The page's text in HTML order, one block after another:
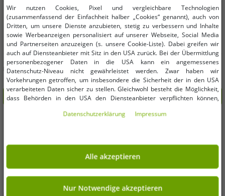
Verfügbare Größen
OneSize (für mehr Details, siehe
Beschreibung)
Eminem Unisex Trucker-Cap mit
Logo-Stickerei stylische Baseball-Cap
Fan-Artikel Navy/Weiß, Schwarz
Camouflage oder Blau/Rot/Weiß
UVP:14,95 €* 1,99 €
In den Warenkorb
Verfügbare Größen
OneSize (für mehr Details, siehe
Beschreibung)
verwaschene ZWILLINGSHERZ Basic
Classic Base-Cap mit Logo-Patch
Baumwoll-Cap justierbare Cappy
Schirm-Mütze 4603M K25357 in
Army-Grün/Grau, Grau, Braun,
UVP:14,99 €* 3,99 €
In den Warenkorb
-73%
Wir nutzen Cookies, Pixel und vergleichbare Technologien
(zusammenfassend der Einfachheit halber „Cookies“ genannt), auch von
Dritten, um unsere Dienste anzubieten, stetig zu verbessern und Inhalte
sowie Werbeanzeigen personalisiert auf unserer Webseite, Social Media
und Partnerseiten anzuzeigen (s. unsere Cookie-Liste). Dabei greifen wir
auch auf Diensteanbieter mit Sitz in den USA zurück. Bei der Übermittlung
personenbezogener Daten in die USA kann ein angemessenes
Datenschutz-Niveau nicht gewährleistet werden. Zwar haben wir
Vorkehrungen getroffen, um insbesondere die Sicherheit der in den USA
verarbeiteten Daten sicher zu stellen. Gleichwohl besteht die Möglichkeit,
dass Behörden in den USA den Diensteanbieter verpflichten können,
im Einzelfall auf Basis entsprechender US-Gesetzgebung, ein wirksamer
Zugriff informiert wirst. Mit Deiner Einwilligung gem. Art. 49 Abs. 1 lit. a
DSGVO erklärst Du Dich in die Übermittlung in die USA für einverstanden
(s.a. unsere Datenschutzerklärung). Du hast die Wahl, ob nur notwendige
Cookies verwendet werden sollen oder ob Du darüber hinaus weitere
Cookies akzeptieren möchtest. Standardmäßig sind nur notwendige Dienste
aktiv, was Du unter „Nur Notwendige akzeptieren verwenden“ bestätigen
Daten­schutz­erklärung Impressum
Alle akzeptieren
Nur Notwendige akzeptieren